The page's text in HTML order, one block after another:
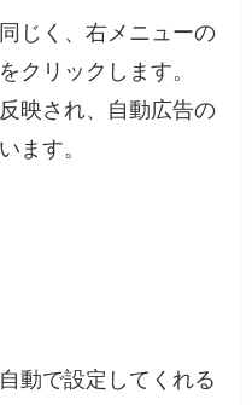
じく、右メニューの
クリックします。
映され、自動広告の
ます。
動で設定してくれる